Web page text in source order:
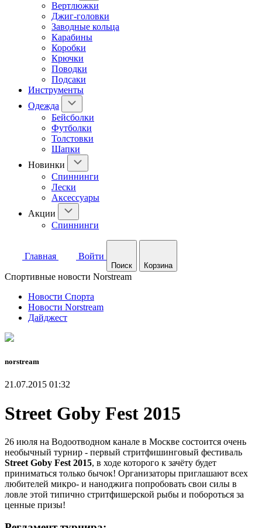
Вертлюжки
Джиг-головки
Заводные кольца
Карабины
Коробки
Крючки
Поводки
Подсаки
Инструменты
Одежда
Бейсболки
Футболки
Толстовки
Шапки
Новинки
Спиннинги
Лески
Аксессуары
Акции
Спиннинги
Главная Войти
Поиск Корзина
Спортивные новости Norstream
Новости Спорта
Новости Norstream
Дайджест
norstream
21.07.2015 01:32
Street Goby Fest 2015
26 июля на Водоотводном канале в Москве состоится очень
необычный турнир - первый стритфишинговый фестиваль
Street Goby Fest 2015, в ходе которого к зачёту будет
приниматься только бычок! Организаторы приглашают всех
любителей микро- и наноджига попробовать свои силы в
ловле этой типично стритфишерской рыбы и побороться за
ценные призы!